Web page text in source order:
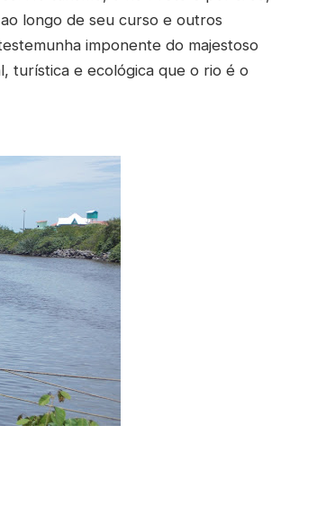
longo de seu curso e outros
imponente do majestoso
turística e ecológica que o rio é o